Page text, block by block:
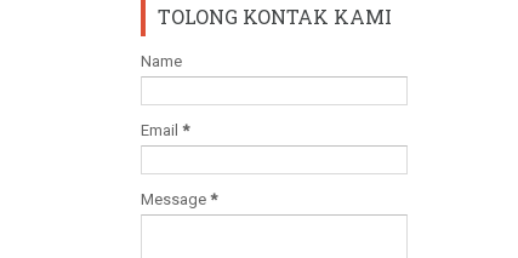
TOLONG KONTAK KAMI
Name
Email *
Message *